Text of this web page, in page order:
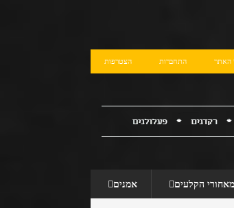
הצטרפות התחברות האתר
אמנים מאחורי הקלעים